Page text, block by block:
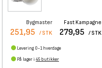
Bygmaster
251,95 / STK
Fast Kampagne
279,95 / STK
Levering 0-1 hverdage
På lager i 45 butikker